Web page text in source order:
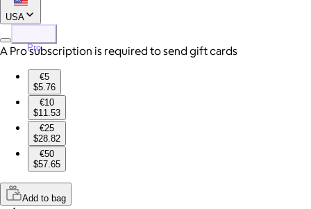
USA
Pro
A Pro subscription is required to send gift cards
€5
$5.76
€10
$11.53
€25
$28.82
€50
$57.65
Add to bag